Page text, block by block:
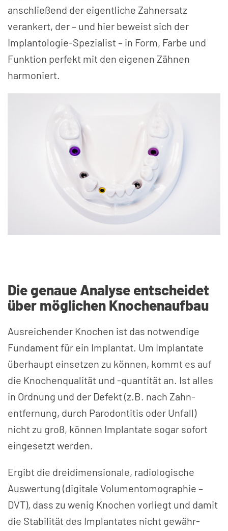
anschließend der eigent­liche Zahnersatz
verankert, der – und hier beweist sich der
Implanto­logie-Spezialist – in Form, Farbe und
Funktion perfekt mit den eigenen Zähnen
harmoniert.
Die genaue Analyse entscheidet
über möglichen Knochenaufbau
Ausreichender Knochen ist das notwendige
Fundament für ein Implantat. Um Implantate
überhaupt einsetzen zu können, kommt es auf
die Knochen­qualität und -quantität an. Ist alles
in Ordnung und der Defekt (z.B. nach Zahn­
entfernung, durch Parodontitis oder Unfall)
nicht zu groß, können Implantate sogar sofort
eingesetzt werden.
Ergibt die drei­dimensionale, radio­logische
Auswertung (digitale Volumen­tomographie –
DVT), dass zu wenig Knochen vorliegt und damit
die Stabilität des Implantates nicht gewähr­